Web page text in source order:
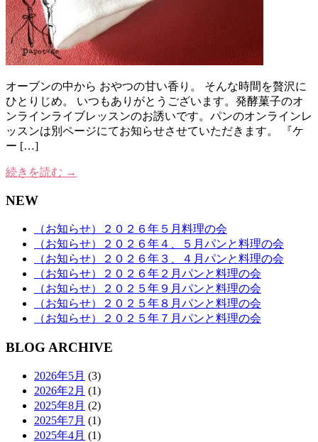
オーブンの中から おやつの甘い香り。 そんな時間を贅沢に
ひとりじめ。 いつもありがとうございます。発酵菓子のオ
ンラインライブレッスンのお誘いです。パンのオンラインレ
ッスンは別ページにてお知らせさせていただきます。 『ケ
ー […]
続きを読む →
NEW
（お知らせ）２０２６年５月料理の会
（お知らせ）２０２６年４、５月パンと料理の会
（お知らせ）２０２６年３、４月パンと料理の会
（お知らせ）２０２６年２月パンと料理の会
（お知らせ）２０２５年９月パンと料理の会
（お知らせ）２０２５年８月パンと料理の会
（お知らせ）２０２５年７月パンと料理の会
BLOG ARCHIVE
2026年5月 (3)
2026年2月 (1)
2025年8月 (2)
2025年7月 (1)
2025年4月 (1)